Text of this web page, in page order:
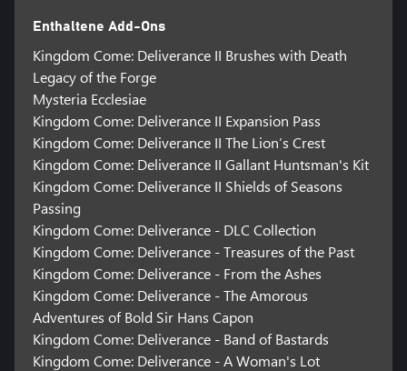
Enthaltene Add-Ons
Kingdom Come: Deliverance II Brushes with Death
Legacy of the Forge
Mysteria Ecclesiae
Kingdom Come: Deliverance II Expansion Pass
Kingdom Come: Deliverance II The Lion’s Crest
Kingdom Come: Deliverance II Gallant Huntsman's Kit
Kingdom Come: Deliverance II Shields of Seasons
Passing
Kingdom Come: Deliverance - DLC Collection
Kingdom Come: Deliverance - Treasures of the Past
Kingdom Come: Deliverance - From the Ashes
Kingdom Come: Deliverance - The Amorous
Adventures of Bold Sir Hans Capon
Kingdom Come: Deliverance - Band of Bastards
Kingdom Come: Deliverance - A Woman's Lot